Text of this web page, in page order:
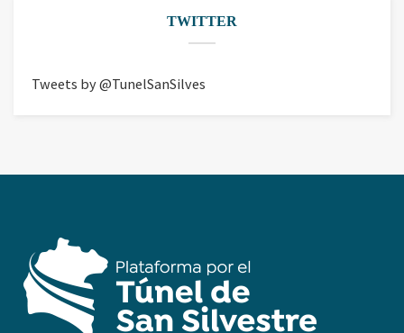
TWITTER
Tweets by @TunelSanSilves